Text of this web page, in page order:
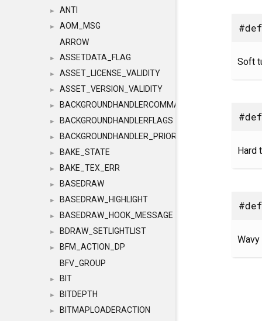
► ANTI
►
AOM_MSG
ARROW
► ASSETDATA_FLAG
► ASSET_LICENSE_VALIDITY
► ASSET_VERSION_VALIDITY
► BACKGROUNDHANDLERCOMMAND
► BACKGROUNDHANDLERFLAGS
► BACKGROUNDHANDLER_PRIORITY
► BAKE_STATE
► BAKE_TEX_ERR
► BASEDRAW
► BASEDRAW_HIGHLIGHT
► BASEDRAW_HOOK_MESSAGE
► BDRAW_SETLIGHTLIST
►
BFM_ACTION_DP
BFV_GROUP
► BIT
► BITDEPTH
►
BITMAPLOADERACTION
Soft
Hard